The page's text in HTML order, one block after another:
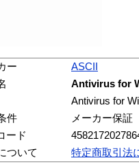
ー
ASCII
Antivirus for
Antivirus for
件
メーカー保証
ード
ついて
特定商取引法